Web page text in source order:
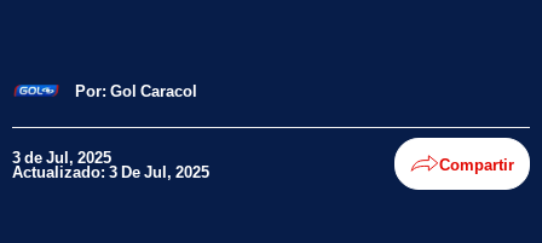
Por: Gol Caracol
3 de Jul, 2025
Actualizado: 3 De Jul, 2025 Compartir